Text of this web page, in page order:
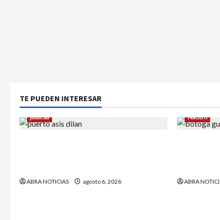
TE PUEDEN INTERESAR
judicial
ABRA NOTICIAS agosto 6, 2026
Nación
ABRA